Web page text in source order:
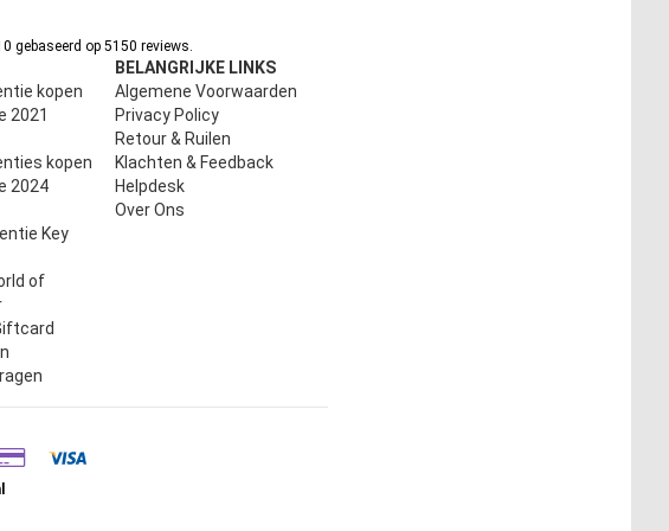
gebaseerd op 5150 reviews.
kopen
2021
kopen
2024
Key
of
BELANGRIJKE LINKS
Algemene Voorwaarden
Privacy Policy
Retour & Ruilen
Klachten & Feedback
Helpdesk
Over Ons